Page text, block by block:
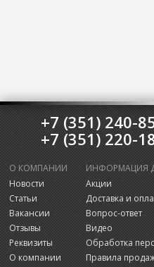
+7 (351) 240-
+7 (351) 220-
О КОМПАНИИ
Новости
Статьи
Вакансии
Отзывы
Реквизиты
О компании
ИНФОРМАЦИЯ
Акции
Доставка и
Вопрос-ответ
Видео
Обработка
Правила